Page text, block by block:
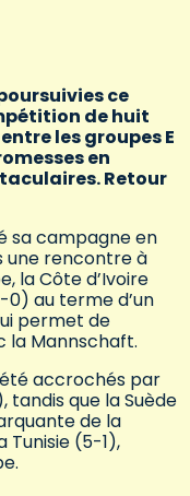
ce
de huit
les groupes E
en
Retour
sa campagne en
une rencontre à
la Côte d’Ivoire
0) au terme d’un
permet de
la Mannschaft.
été accrochés par
que la Suède
de la
(5-1),